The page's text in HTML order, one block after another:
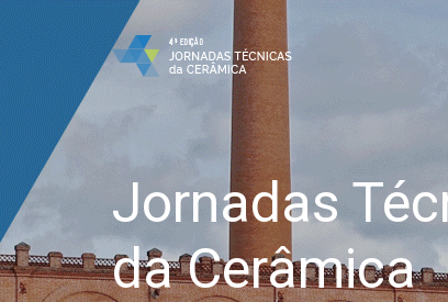
Jornadas
da Cerâmica